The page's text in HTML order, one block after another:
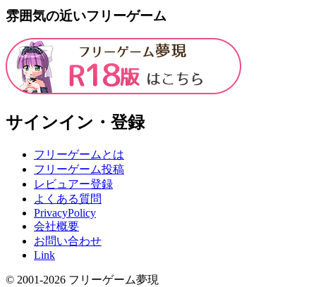
雰囲気の近いフリーゲーム
サインイン・登録
フリーゲームとは
フリーゲーム投稿
レビュアー登録
よくある質問
PrivacyPolicy
会社概要
お問い合わせ
Link
© 2001-2026 フリーゲーム夢現